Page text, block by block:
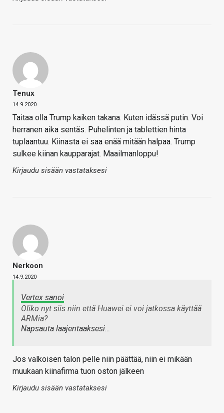
Tenux
14.9.2020
Taitaa olla Trump kaiken takana. Kuten idässä putin. Voi
herranen aika sentäs. Puhelinten ja tablettien hinta
tuplaantuu. Kiinasta ei saa enää mitään halpaa. Trump
sulkee kiinan kaupparajat. Maailmanloppu!
Kirjaudu sisään vastataksesi
Nerkoon
14.9.2020
Vertex sanoi
Oliko nyt siis niin että Huawei ei voi jatkossa käyttää
ARMia?
Napsauta laajentaaksesi…
Jos valkoisen talon pelle niin päättää, niin ei mikään
muukaan kiinafirma tuon oston jälkeen
Kirjaudu sisään vastataksesi